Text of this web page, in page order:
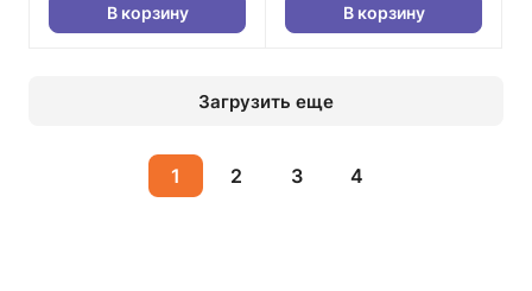
В корзину В корзину
Загрузить еще
1 2 3 4